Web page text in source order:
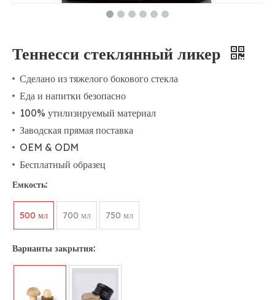
Теннесси стеклянный ликер
Сделано из тяжелого бокового стекла
Еда и напитки безопасно
100% утилизируемый материал
Заводская прямая поставка
OEM & ODM
Бесплатный образец
Емкость:
500 мл 700 мл 750 мл
Варианты закрытия: